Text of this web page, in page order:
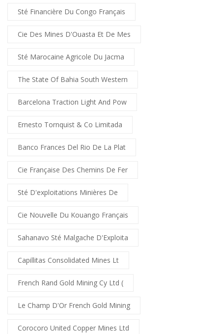
Sté Financière Du Congo Français
Cie Des Mines D'Ouasta Et De Mes
Sté Marocaine Agricole Du Jacma
The State Of Bahia South Western
Barcelona Traction Light And Pow
Ernesto Tornquist & Co Limitada
Banco Frances Del Rio De La Plat
Cie Française Des Chemins De Fer
Sté D'exploitations Minières De
Cie Nouvelle Du Kouango Français
Sahanavo Sté Malgache D'Exploita
Capillitas Consolidated Mines Lt
French Rand Gold Mining Cy Ltd (
Le Champ D'Or French Gold Mining
Corocoro United Copper Mines Ltd